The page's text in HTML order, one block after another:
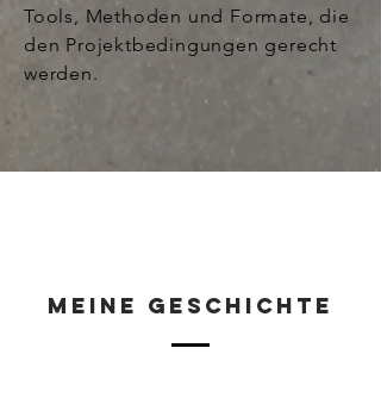
Tools, Methoden und Formate, die
den Projektbedingungen gerecht
werden.
MEINE GESCHICHTE